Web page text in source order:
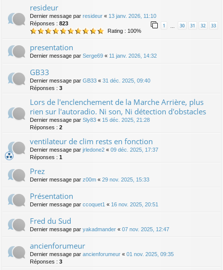
resideur
Dernier message par resideur « 13 janv. 2026, 11:10
Réponses : 823 1 … 30 31 32 33
Rating : 100%
presentation
Dernier message par Serge69 « 11 janv. 2026, 14:32
GB33
Dernier message par GB33 « 31 déc. 2025, 09:40
Réponses : 3
Lors de l'enclenchement de la Marche Arrière, plus
rien sur l'autoradio. Ni son, Ni détection d'obstacles
Dernier message par Sly83 « 15 déc. 2025, 21:28
Réponses : 2
ventilateur de clim rests en fonction
Dernier message par jrledone2 « 09 déc. 2025, 17:37
Réponses : 1
Prez
Dernier message par z00m « 29 nov. 2025, 15:33
Présentation
Dernier message par ccoquet1 « 16 nov. 2025, 20:51
Fred du Sud
Dernier message par yakadmander « 07 nov. 2025, 12:47
ancienforumeur
Dernier message par ancienforumeur « 01 nov. 2025, 09:35
Réponses : 3